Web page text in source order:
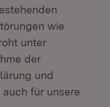
wie
unter
der
und
für unsere